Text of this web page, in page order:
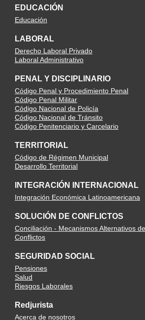
EDUCACIÓN
Educación
LABORAL
Derecho Laboral Privado
Laboral Administrativo
PENAL Y DISCIPLINARIO
Código Penal y Procedimiento Penal
Código Penal Militar
Código Nacional de Policía
Código Nacional de Tránsito
Código Penitenciario y Carcelario
TERRITORIAL
Código de Régimen Municipal
Desarrollo Territorial
INTEGRACIÓN INTERNACIONAL
Integración Económica Latinoamericana
SOLUCIÓN DE CONFLICTOS
Conciliación - Mecanismos Alternativos
Conflictos
SEGURIDAD SOCIAL
Pensiones
Salud
Riesgos Laborales
Redjurista
Acerca de nosotros